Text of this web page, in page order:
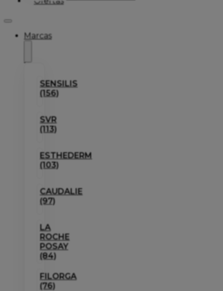
Marcas
SENSILIS
(156)
SVR
(113)
ESTHEDERM
(103)
CAUDALIE
(97)
LA
ROCHE
POSAY
(84)
FILORGA
(76)